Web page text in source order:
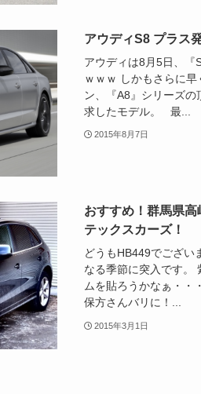
アウディS8 プラス
アウディは8月5日、『
ｗｗｗ しかもさらに
ン、『A8』シリーズ
求したモデル。 最...
2015年8月7日
おすすめ！群馬県
テックスカーズ！
どうもHB449でござい
なる季節に突入です。
ムを貼ろうかなぁ・・
保方さんバリに！...
2015年3月1日